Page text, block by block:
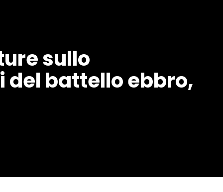
sullo
del battello ebbro,